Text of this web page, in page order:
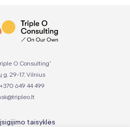
O Consulting”
g. 29-17, Vilnius
649 44 499
taisyklės